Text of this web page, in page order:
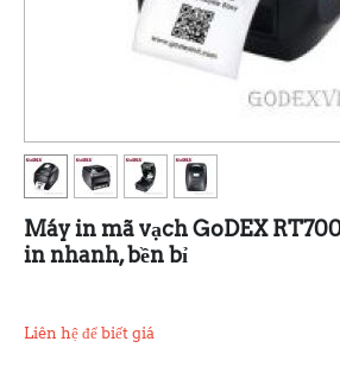
Máy in mã vạch GoDEX
in nhanh, bền bỉ
Liên hệ để biết giá